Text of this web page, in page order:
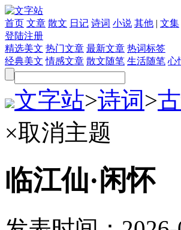
首页 文章 散文 日记 诗词 小说 其他 | 文集
登陆注册
精选美文 热门文章 最新文章 热词标签
经典美文 情感文章 散文随笔 生活随笔 心
文字站>诗词>
×取消主题
临江仙·闲怀